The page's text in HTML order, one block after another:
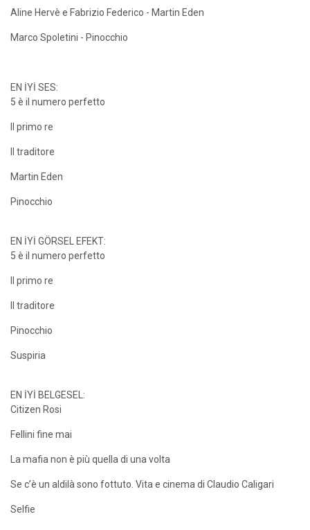
Aline Hervè e Fabrizio Federico - Martin Eden
Marco Spoletini - Pinocchio
EN İYİ SES:
5 è il numero perfetto
Il primo re
Il traditore
Martin Eden
Pinocchio
EN İYİ GÖRSEL EFEKT:
5 è il numero perfetto
Il primo re
Il traditore
Pinocchio
Suspiria
EN İYİ BELGESEL:
Citizen Rosi
Fellini fine mai
La mafia non è più quella di una volta
Se c’è un aldilà sono fottuto. Vita e cinema di Claudio Caligari
Selfie